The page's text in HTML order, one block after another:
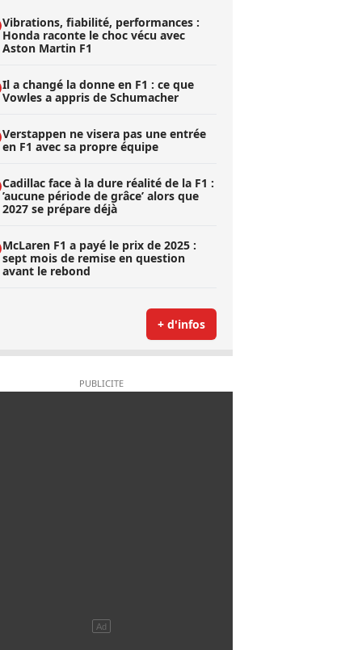
Vibrations, fiabilité, performances :
Honda raconte le choc vécu avec
Aston Martin F1
Il a changé la donne en F1 : ce que
Vowles a appris de Schumacher
Verstappen ne visera pas une entrée
en F1 avec sa propre équipe
Cadillac face à la dure réalité de la F1 :
’aucune période de grâce’ alors que
2027 se prépare déjà
McLaren F1 a payé le prix de 2025 :
sept mois de remise en question
avant le rebond
+ d'infos